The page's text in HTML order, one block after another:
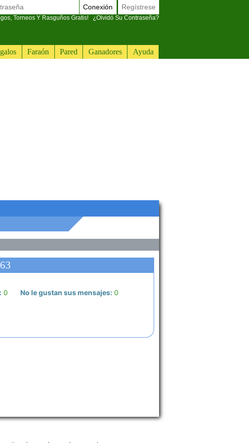
Faraón Pared Ganadores Ayuda
Conexión Regístrese
Torneos Y Rasguños Gratis! ¿Olvidó Su Contraseña?
0 No le gustan sus mensajes:0